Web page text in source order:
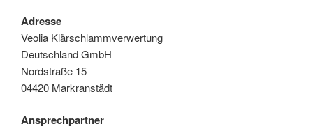
Adresse
Veolia Klärschlammverwertung
Deutschland GmbH
Nordstraße 15
04420 Markranstädt
Ansprechpartner